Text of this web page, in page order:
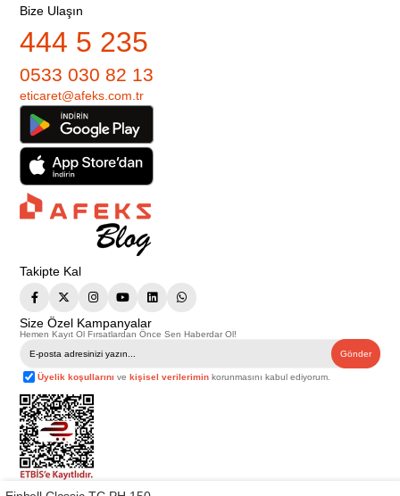
Bize Ulaşın
444 5 235
0533 030 82 13
eticaret@afeks.com.tr
Takipte Kal
Size Özel Kampanyalar
Hemen Kayıt Ol Fırsatlardan Önce Sen Haberdar Ol!
Gönder
Üyelik koşullarını vekişisel verilerimin korunmasını kabul ediyorum.